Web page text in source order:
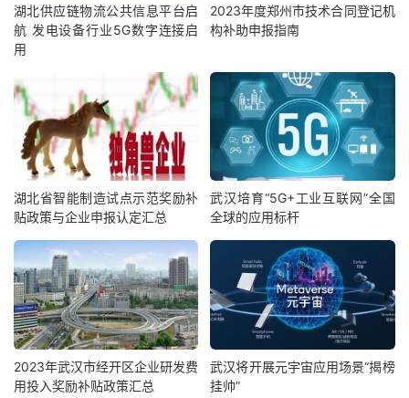
湖北供应链物流公共信息平台启
航 发电设备行业5G数字连接启
用
2023年度郑州市技术合同登记机
构补助申报指南
湖北省智能制造试点示范奖励补
贴政策与企业申报认定汇总
武汉培育“5G+工业互联网”全国
全球的应用标杆
2023年武汉市经开区企业研发费
用投入奖励补贴政策汇总
武汉将开展元宇宙应用场景“揭榜
挂帅”